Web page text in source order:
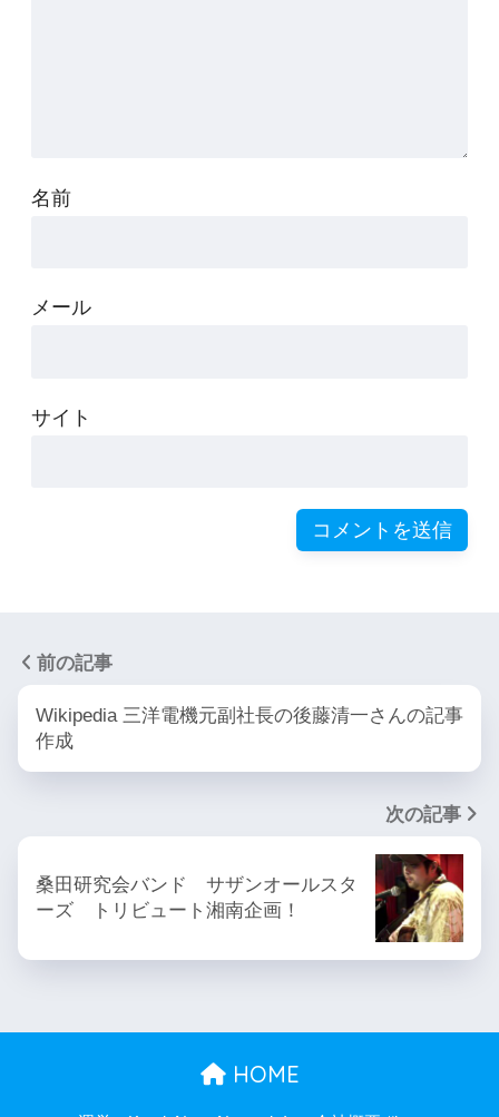
名前
メール
サイト
前の記事
Wikipedia 三洋電機元副社長の後藤清一さんの記事
作成
次の記事
桑田研究会バンド サザンオールスタ
ーズ トリビュート湘南企画！
HOME